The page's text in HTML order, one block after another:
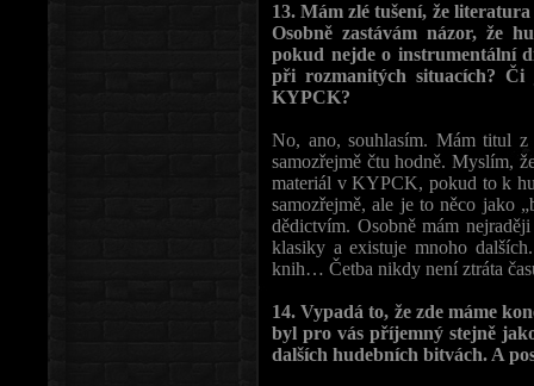
13. Mám zlé tušení, že
Osobně zastávám názor, že
pokud nejde o instrumentální
při rozmanitých situacích?
KYPCK?
No, ano, souhlasím. Mám titul
samozřejmě čtu hodně. Myslím,
materiál v KYPCK, pokud to k
samozřejmě, ale je to něco jako
dědictvím. Osobně mám
klasiky a existuje mnoho
knih… Četba nikdy není ztráta
14. Vypadá to, že zde máme
byl pro vás příjemný stejně
dalších hudebních bitvách. A